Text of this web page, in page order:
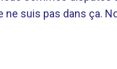
ne suis pas dans ça.